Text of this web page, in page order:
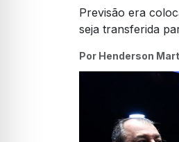
Previsão era
seja transferida
Por Henderson